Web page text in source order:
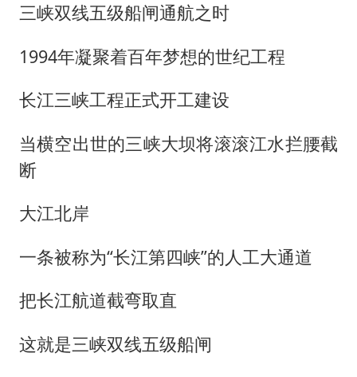
三峡双线五级船闸通航之时
1994年凝聚着百年梦想的世纪工程
长江三峡工程正式开工建设
当横空出世的三峡大坝将滚滚江水拦腰截
断
大江北岸
一条被称为“长江第四峡”的人工大通道
把长江航道截弯取直
这就是三峡双线五级船闸